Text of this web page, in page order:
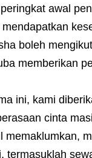
awal
boleh
memberikan
ini, kami
cinta
memaklumkan,
termasuklah